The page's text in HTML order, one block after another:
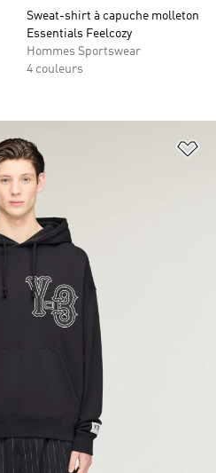
Sweat-shirt à capuche molleton
Essentials Feelcozy
Hommes Sportswear
4 couleurs